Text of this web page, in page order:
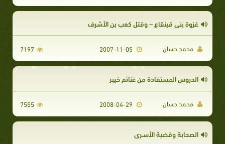
غزوة بنى قينقاع – وقتل كعب بن الأشرف
محمد حسان 7197
الدروس المستفادة من غنائم خيبر
محمد حسان 7555
الصحابة وقضية الأسـرى